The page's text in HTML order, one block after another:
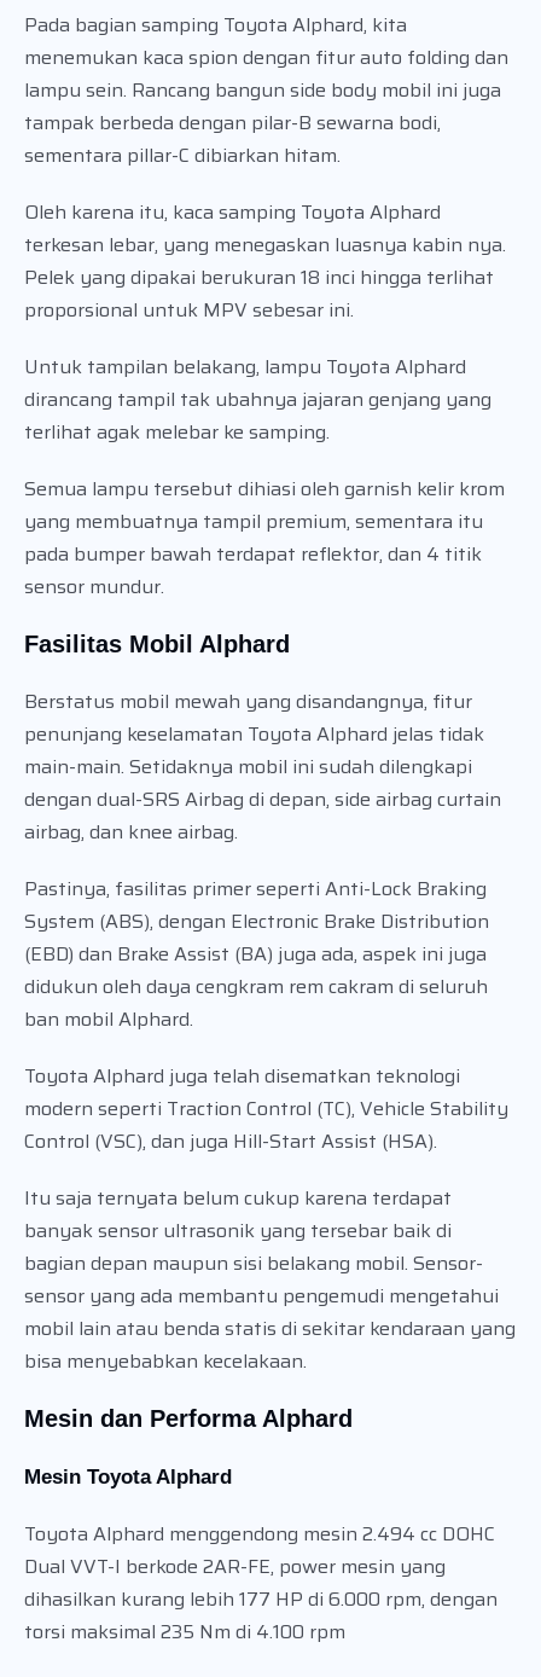
Pada bagian samping Toyota Alphard, kita
menemukan kaca spion dengan fitur auto folding dan
lampu sein. Rancang bangun side body mobil ini juga
tampak berbeda dengan pilar-B sewarna bodi,
sementara pillar-C dibiarkan hitam.
Oleh karena itu, kaca samping Toyota Alphard
terkesan lebar, yang menegaskan luasnya kabin nya.
Pelek yang dipakai berukuran 18 inci hingga terlihat
proporsional untuk MPV sebesar ini.
Untuk tampilan belakang, lampu Toyota Alphard
dirancang tampil tak ubahnya jajaran genjang yang
terlihat agak melebar ke samping.
Semua lampu tersebut dihiasi oleh garnish kelir krom
yang membuatnya tampil premium, sementara itu
pada bumper bawah terdapat reflektor, dan 4 titik
sensor mundur.
Fasilitas Mobil Alphard
Berstatus mobil mewah yang disandangnya, fitur
penunjang keselamatan Toyota Alphard jelas tidak
main-main. Setidaknya mobil ini sudah dilengkapi
dengan dual-SRS Airbag di depan, side airbag curtain
airbag, dan knee airbag.
Pastinya, fasilitas primer seperti Anti-Lock Braking
System (ABS), dengan Electronic Brake Distribution
(EBD) dan Brake Assist (BA) juga ada, aspek ini juga
didukun oleh daya cengkram rem cakram di seluruh
ban mobil Alphard.
Toyota Alphard juga telah disematkan teknologi
modern seperti Traction Control (TC), Vehicle Stability
Control (VSC), dan juga Hill-Start Assist (HSA).
Itu saja ternyata belum cukup karena terdapat
banyak sensor ultrasonik yang tersebar baik di
bagian depan maupun sisi belakang mobil. Sensor-
sensor yang ada membantu pengemudi mengetahui
mobil lain atau benda statis di sekitar kendaraan yang
bisa menyebabkan kecelakaan.
Mesin dan Performa Alphard
Mesin Toyota Alphard
Toyota Alphard menggendong mesin 2.494 cc DOHC
Dual VVT-I berkode 2AR-FE, power mesin yang
dihasilkan kurang lebih 177 HP di 6.000 rpm, dengan
torsi maksimal 235 Nm di 4.100 rpm